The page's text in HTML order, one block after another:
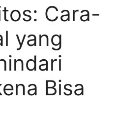
Cara-
yang
Bisa